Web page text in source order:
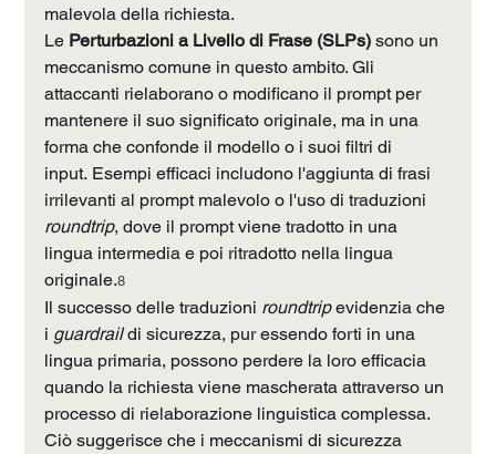
malevola della richiesta.
Le Perturbazioni a Livello di Frase (SLPs) sono un
meccanismo comune in questo ambito. Gli
attaccanti rielaborano o modificano il prompt per
mantenere il suo significato originale, ma in una
forma che confonde il modello o i suoi filtri di
input. Esempi efficaci includono l'aggiunta di frasi
irrilevanti al prompt malevolo o l'uso di traduzioni
roundtrip, dove il prompt viene tradotto in una
lingua intermedia e poi ritradotto nella lingua
originale.8
Il successo delle traduzioni roundtrip evidenzia che
i guardrail di sicurezza, pur essendo forti in una
lingua primaria, possono perdere la loro efficacia
quando la richiesta viene mascherata attraverso un
processo di rielaborazione linguistica complessa.
Ciò suggerisce che i meccanismi di sicurezza